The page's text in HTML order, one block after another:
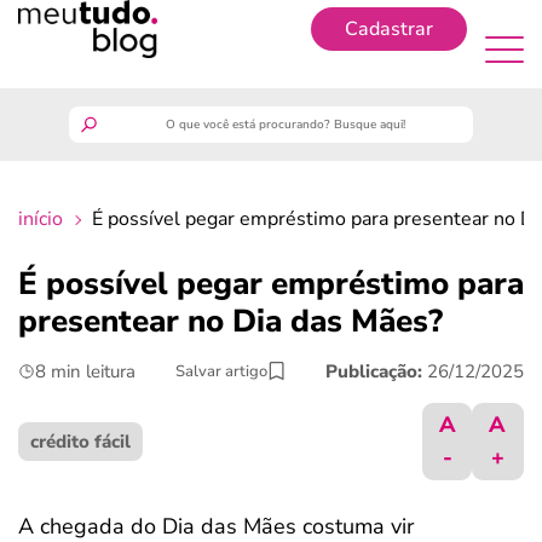
Cadastrar
finanças
benefícios
crédito fácil
início É possível pegar empréstimo para presentear no
É possível pegar empréstimo para
presentear no Dia das Mães?
8 min leitura Salvar artigo Publicação: 26/12/2025
crédito fácil
A
-
A
+
A chegada do Dia das Mães costuma vir